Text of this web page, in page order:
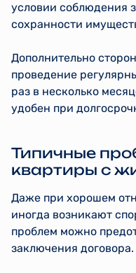
условии соблюдения
сохранности
Дополнительно
проведение
раз в несколько
удобен при
Типичные
квартиры с
Даже при хорошем
иногда возникают
проблем можно
заключения договора.